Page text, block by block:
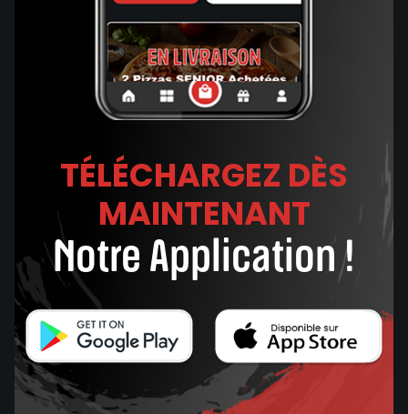
TÉLÉCHARGEZ DÈS
MAINTENANT
Notre Application !